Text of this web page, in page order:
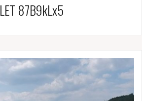
LET 87B9kLx5